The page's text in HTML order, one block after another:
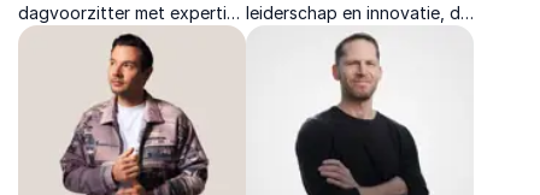
dagvoorzitter met expertise
in zorg, politiek en
onderwijs. Inspirerend,
interactief en verbindend.
leiderschap en innovatie, die
organisaties inspireert met
vernieuwende inzichten en
praktische strategieën.